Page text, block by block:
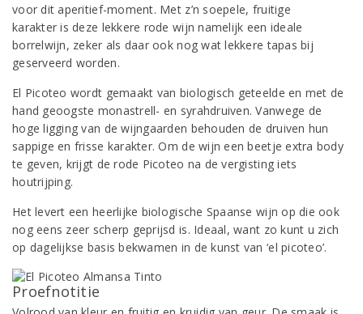
voor dit aperitief-moment. Met z’n soepele, fruitige
karakter is deze lekkere rode wijn namelijk een ideale
borrelwijn, zeker als daar ook nog wat lekkere tapas bij
geserveerd worden.
El Picoteo wordt gemaakt van biologisch geteelde en met de
hand geoogste monastrell- en syrahdruiven. Vanwege de
hoge ligging van de wijngaarden behouden de druiven hun
sappige en frisse karakter. Om de wijn een beetje extra body
te geven, krijgt de rode Picoteo na de vergisting iets
houtrijping.
Het levert een heerlijke biologische Spaanse wijn op die ook
nog eens zeer scherp geprijsd is. Ideaal, want zo kunt u zich
op dagelijkse basis bekwamen in de kunst van ‘el picoteo’.
Proefnotitie